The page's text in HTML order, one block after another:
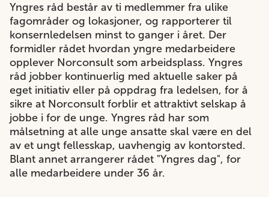
Yngres råd består av ti medlemmer fra ulike
fagområder og lokasjoner, og rapporterer til
konsernledelsen minst to ganger i året. Der
formidler rådet hvordan yngre medarbeidere
opplever Norconsult som arbeidsplass. Yngres
råd jobber kontinuerlig med aktuelle saker på
eget initiativ eller på oppdrag fra ledelsen, for å
sikre at Norconsult forblir et attraktivt selskap å
jobbe i for de unge. Yngres råd har som
målsetning at alle unge ansatte skal være en del
av et ungt fellesskap, uavhengig av kontorsted.
Blant annet arrangerer rådet "Yngres dag", for
alle medarbeidere under 36 år.